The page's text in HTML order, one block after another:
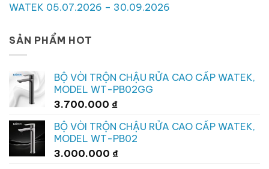
WATEK 05.07.2026 – 30.09.2026
SẢN PHẨM HOT
BỘ VÒI TRỘN CHẬU RỬA CAO CẤP WATEK,
MODEL WT-PB02GG
3.700.000 ₫
BỘ VÒI TRỘN CHẬU RỬA CAO CẤP WATEK,
MODEL WT-PB02
3.000.000 ₫